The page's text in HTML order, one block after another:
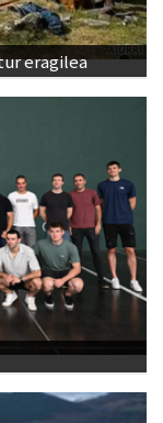
eragilea